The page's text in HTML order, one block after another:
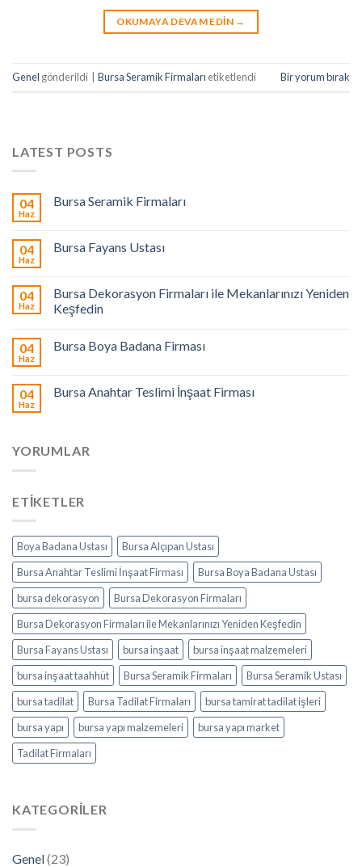
OKUMAYA DEVAM EDIN →
Genel gönderildi Bursa Seramik Firmaları etiketlendi Bir yorum bırak
LATEST POSTS
04
Haz
Bursa Seramik Firmaları
04
Haz
Bursa Fayans Ustası
04
Haz
Bursa Dekorasyon Firmaları ile Mekanlarınızı Yeniden
Keşfedin
04
Haz
Bursa Boya Badana Firması
04
Haz
Bursa Anahtar Teslimi İnşaat Firması
YORUMLAR
ETIKETLER
Boya Badana Ustası
Bursa Alçıpan Ustası
Bursa Anahtar Teslimi İnşaat Firması
Bursa Boya Badana Ustası
bursa dekorasyon
Bursa Dekorasyon Firmaları
Bursa Dekorasyon Firmaları ile Mekanlarınızı Yeniden Keşfedin
Bursa Fayans Ustası
bursa inşaat
bursa inşaat malzemeleri
bursa inşaat taahhüt
Bursa Seramik Firmaları
Bursa Seramik Ustası
bursa tadilat
Bursa Tadilat Firmaları
bursa tamirat tadilat işleri
bursa yapı
bursa yapı malzemeleri
bursa yapı market
Tadilat Firmaları
KATEGORILER
Genel(23)